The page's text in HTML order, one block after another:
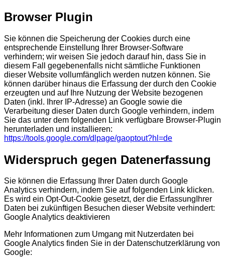
Browser Plugin
Sie können die Speicherung der Cookies durch eine
entsprechende Einstellung Ihrer Browser-Software
verhindern; wir weisen Sie jedoch darauf hin, dass Sie in
diesem Fall gegebenenfalls nicht sämtliche Funktionen
dieser Website vollumfänglich werden nutzen können. Sie
können darüber hinaus die Erfassung der durch den Cookie
erzeugten und auf Ihre Nutzung der Website bezogenen
Daten (inkl. Ihrer IP-Adresse) an Google sowie die
Verarbeitung dieser Daten durch Google verhindern, indem
Sie das unter dem folgenden Link verfügbare Browser-Plugin
herunterladen und installieren:
https://tools.google.com/dlpage/gaoptout?hl=de
Widerspruch gegen Datenerfassung
Sie können die Erfassung Ihrer Daten durch Google
Analytics verhindern, indem Sie auf folgenden Link klicken.
Es wird ein Opt-Out-Cookie gesetzt, der die ErfassungIhrer
Daten bei zukünftigen Besuchen dieser Website verhindert:
Google Analytics deaktivieren
Mehr Informationen zum Umgang mit Nutzerdaten bei
Google Analytics finden Sie in der Datenschutzerklärung von
Google: